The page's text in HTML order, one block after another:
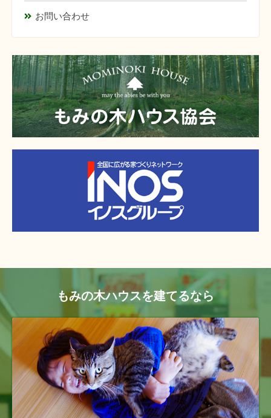
お問い合わせ
もみの木ハウスを建てるなら